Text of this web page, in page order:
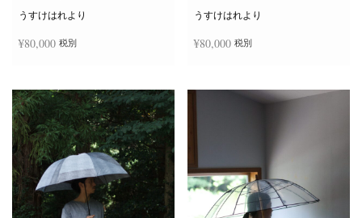
うすけはれより
¥80,000 税別
うすけはれより
¥80,000 税別